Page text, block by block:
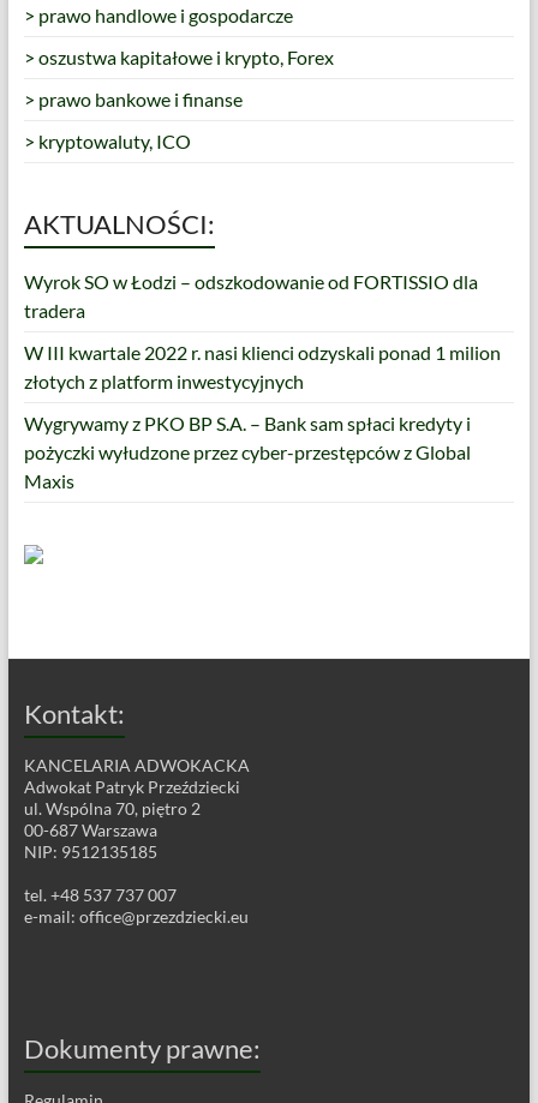
> prawo handlowe i gospodarcze
> oszustwa kapitałowe i krypto, Forex
> prawo bankowe i finanse
> kryptowaluty, ICO
AKTUALNOŚCI:
Wyrok SO w Łodzi – odszkodowanie od FORTISSIO dla
tradera
W III kwartale 2022 r. nasi klienci odzyskali ponad 1 milion
złotych z platform inwestycyjnych
Wygrywamy z PKO BP S.A. – Bank sam spłaci kredyty i
pożyczki wyłudzone przez cyber-przestępców z Global
Maxis
Kontakt:
KANCELARIA ADWOKACKA
Adwokat Patryk Przeździecki
ul. Wspólna 70, piętro 2
00-687 Warszawa
NIP: 9512135185
tel. +48 537 737 007
e-mail: office@przezdziecki.eu
Dokumenty prawne: